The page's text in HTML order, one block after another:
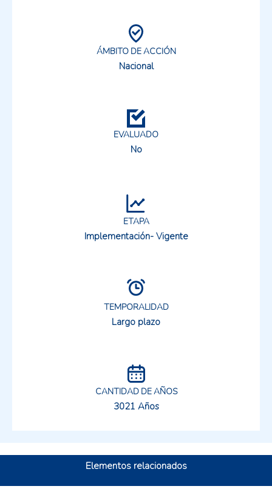
ÁMBITO DE ACCIÓN
Nacional
EVALUADO
No
ETAPA
Implementación- Vigente
TEMPORALIDAD
Largo plazo
CANTIDAD DE AÑOS
3021 Años
Elementos relacionados